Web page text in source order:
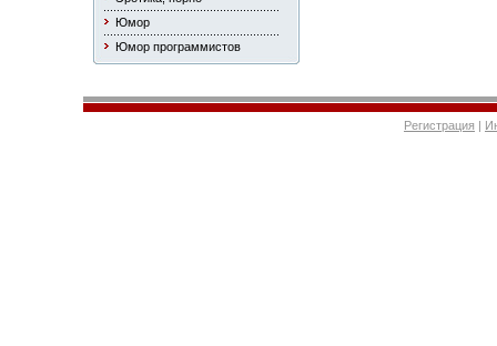
Юмор
Юмор программистов
Регистрация |